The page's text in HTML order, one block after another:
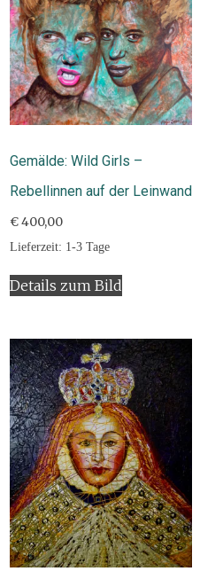
Gemälde: Wild Girls –
Rebellinnen auf der Leinwand
€400,00
Lieferzeit: 1-3 Tage
Details zum Bild